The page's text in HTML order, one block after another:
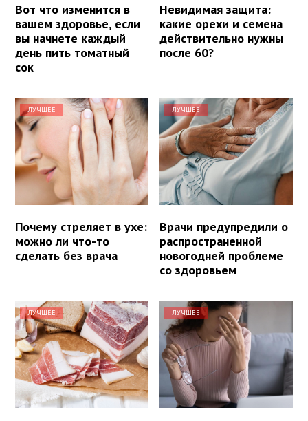
Вот что изменится в
вашем здоровье, если
вы начнете каждый
день пить томатный
сок
Невидимая защита:
какие орехи и семена
действительно нужны
после 60?
ЛУЧШЕЕ
Почему стреляет в ухе:
можно ли что-то
сделать без врача
ЛУЧШЕЕ
Врачи предупредили о
распространенной
новогодней проблеме
со здоровьем
ЛУЧШЕЕ ЛУЧШЕЕ